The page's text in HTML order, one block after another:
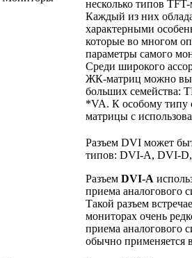
несколько типов
Каждый из них
характерными
которые во многом
параметры самого
Среди широкого
ЖК-матриц можно
больших семейства:
*VA. К особому типу
матрицы с
Разъем DVI может
типов: DVI-A, DVI-
Разъем DVI-A
приема аналогового
Такой разъем
мониторах очень
приема аналогового
обычно применяется